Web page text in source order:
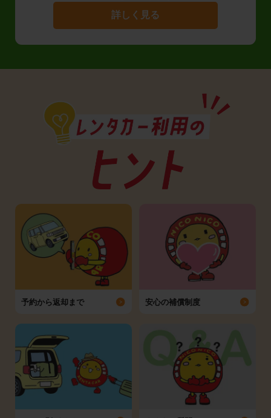
詳しく見る
予約から返却まで 安心の補償制度